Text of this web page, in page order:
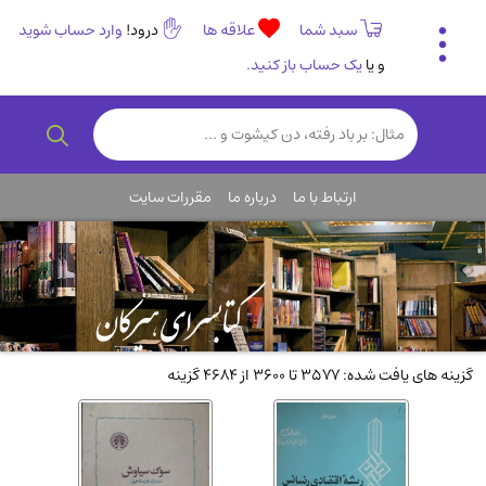
سبد شما علاقه ها درود! وارد حساب شوید
و یایک حساب باز کنید.
تاریخی و فرهنگی
(838)
رمان و داستان ایرانی(307)
روانشناسی(357)
انگلیسی و زبان خارجی(14)
کودکان و نوجوانان(76)
کتب نادر و کمیاب(19)
روانشناسی(112)
طب گیاهی و سنتی(45)
(151)
ادبیات و شعر(511)
ارتباط با ما درباره ما مقررات سایت
گزینه های یافت شده: 3577 تا 3600 از 4684 گزینه